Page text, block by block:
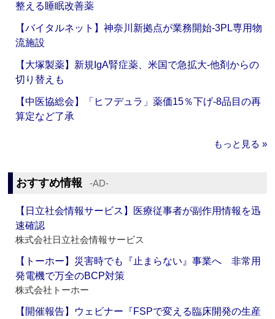
整える睡眠改善薬
【バイタルネット】神奈川新拠点が業務開始‐3PL専用物
流施設
【大塚製薬】新規IgA腎症薬、米国で急拡大‐他剤からの
切り替えも
【中医協総会】「ヒフデュラ」薬価15％下げ‐8品目の再
算定など了承
もっと見る »
おすすめ情報 ‐AD‐
【日立社会情報サービス】医療従事者が副作用情報を迅
速確認
株式会社日立社会情報サービス
【トーホー】災害時でも『止まらない』事業へ 非常用
発電機で万全のBCP対策
株式会社トーホー
【開催報告】ウェビナー『FSPで変える臨床開発の生産